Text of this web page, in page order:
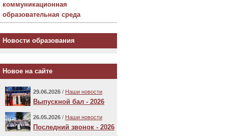
коммуникационная
образовательная среда
Новости образования
Новое на сайте
29.06.2026 / Наши новости
Выпускной бал - 2026
26.05.2026 / Наши новости
Последний звонок - 2026